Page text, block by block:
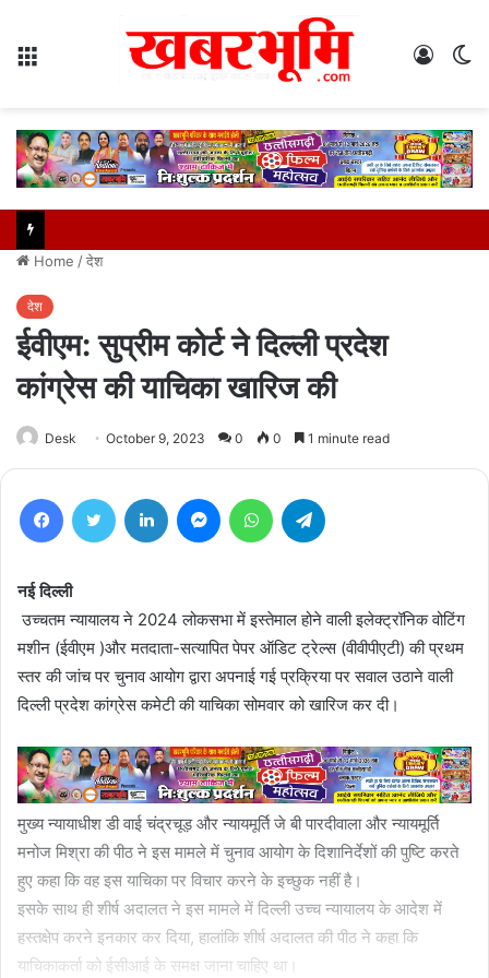
Log
Home /देश
देश
ईवीएम: सुप्रीम कोर्ट ने दिल्ली प्रदेश
कांग्रेस की याचिका खारिज की
Desk October 9, 2023 0 0 1 minute read
FacebookTwitter LinkedIn MessengerWhatsApp
नई दिल्ली
उच्चतम न्यायालय ने 2024 लोकसभा में इस्तेमाल होने वाली इलेक्ट्रॉनिक वोटिंग
मशीन (ईवीएम )और मतदाता-सत्यापित पेपर ऑडिट ट्रेल्स (वीवीपीएटी) की प्रथम
स्तर की जांच पर चुनाव आयोग द्वारा अपनाई गई प्रक्रिया पर सवाल उठाने वाली
दिल्ली प्रदेश कांग्रेस कमेटी की याचिका सोमवार को खारिज कर दी।
मुख्य न्यायाधीश डी वाई चंद्रचूड़ और न्यायमूर्ति जे बी पारदीवाला और न्यायमूर्ति
मनोज मिश्रा की पीठ ने इस मामले में चुनाव आयोग के दिशानिर्देशों की पुष्टि करते
हुए कहा कि वह इस याचिका पर विचार करने के इच्छुक नहीं है।
इसके साथ ही शीर्ष अदालत ने इस मामले में दिल्ली उच्च न्यायालय के आदेश में
हस्तक्षेप करने इनकार कर दिया, हालांकि शीर्ष अदालत की पीठ ने कहा कि
याचिकाकर्ता को ईसीआई के समक्ष जाना चाहिए था।